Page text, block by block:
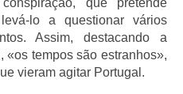
que pretende
lo a questionar vários
Assim, destacando a
«os tempos são estranhos»,
vieram agitar Portugal.